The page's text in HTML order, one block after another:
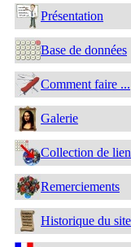
Présentation
Base de données
Comment faire ...
Galerie
Collection de
Remerciements
Historique du site